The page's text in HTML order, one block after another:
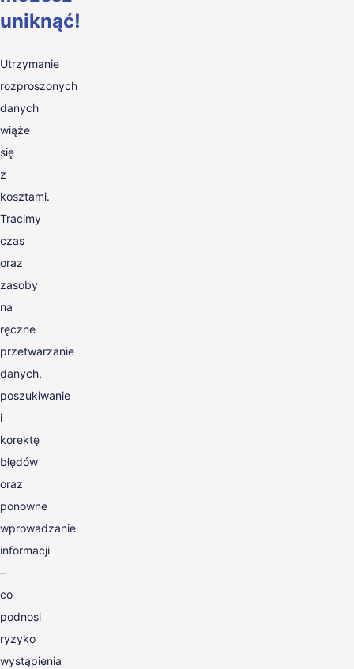
uniknąć!
Utrzymanie
rozproszonych
danych
wiąże
się
z
kosztami.
Tracimy
czas
oraz
zasoby
na
ręczne
przetwarzanie
danych,
poszukiwanie
i
korektę
błędów
oraz
ponowne
wprowadzanie
informacji
–
co
podnosi
ryzyko
wystąpienia